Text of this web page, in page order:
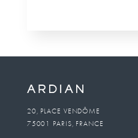
20, PLACE VENDÔME
75001 PARIS, FRANCE